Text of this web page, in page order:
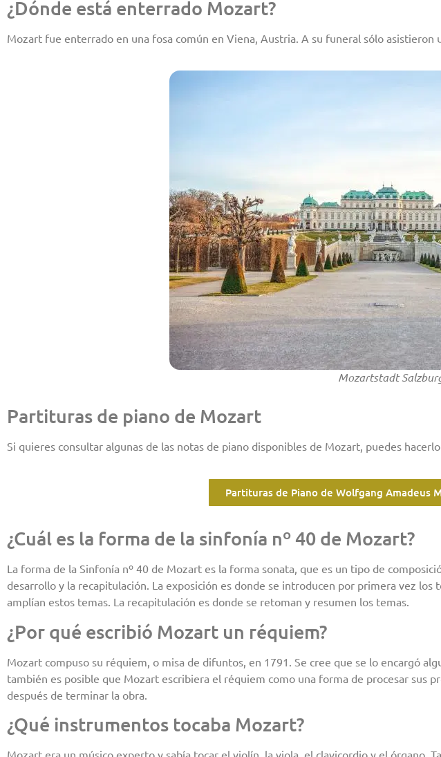
¿Dónde está enterrado Mozart?
Mozart fue enterrado en una fosa común en Viena, Austria. A su funeral sólo asistieron
Mozartstadt
Partituras de piano de Mozart
Si quieres consultar algunas de las notas de piano disponibles de Mozart, puedes
Partituras de Piano de Wolfgang Amadeus
¿Cuál es la forma de la sinfonía nº 40 de Mozart?
La forma de la Sinfonía nº 40 de Mozart es la forma sonata, que es un tipo de
desarrollo y la recapitulación. La exposición es donde se introducen por primera vez
amplían estos temas. La recapitulación es donde se retoman y resumen los temas.
¿Por qué escribió Mozart un réquiem?
Mozart compuso su réquiem, o misa de difuntos, en 1791. Se cree que se lo encargó
también es posible que Mozart escribiera el réquiem como una forma de procesar sus
después de terminar la obra.
¿Qué instrumentos tocaba Mozart?
Mozart era un músico experto y sabía tocar el violín, la viola, el clavicordio y el órgano.